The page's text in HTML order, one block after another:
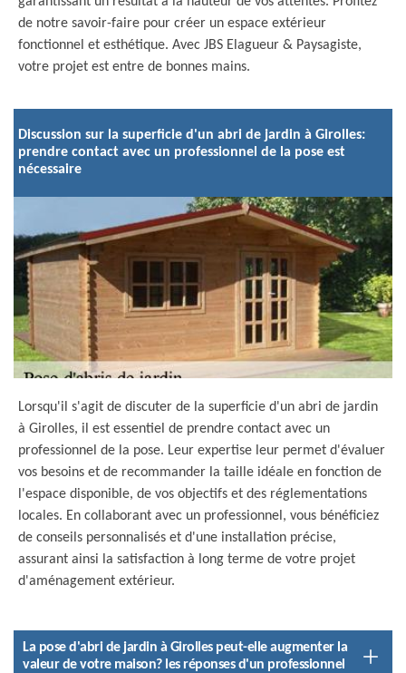
de notre savoir-faire pour créer un espace extérieur
fonctionnel et esthétique. Avec JBS Elagueur & Paysagiste,
votre projet est entre de bonnes mains.
Discussion sur la superficie d'un abri de jardin à Girolles:
prendre contact avec un professionnel de la pose est
nécessaire
Lorsqu'il s'agit de discuter de la superficie d'un abri de jardin
à Girolles, il est essentiel de prendre contact avec un
professionnel de la pose. Leur expertise leur permet d'évaluer
vos besoins et de recommander la taille idéale en fonction de
l'espace disponible, de vos objectifs et des réglementations
locales. En collaborant avec un professionnel, vous bénéficiez
de conseils personnalisés et d'une installation précise,
assurant ainsi la satisfaction à long terme de votre projet
d'aménagement extérieur.
La pose d'abri de jardin à Girolles peut-elle augmenter la
valeur de votre maison? les réponses d'un professionnel